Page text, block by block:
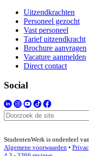
Uitzendkrachten
Personeel gezocht
Vast personeel
Tarief uitzendkracht
Brochure aanvragen
Vacature aanmelden
Direct contact
Social
StudentenWerk is onderdeel
Algemene voorwaarden •